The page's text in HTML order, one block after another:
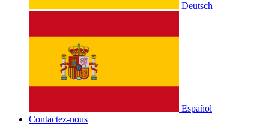
Deutsch
Español
Contactez-nous